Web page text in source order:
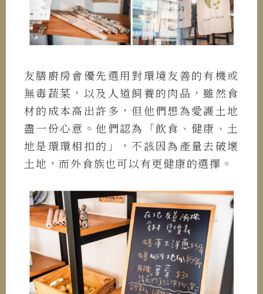
友膳廚房會優先選用對環境友善的有機或
無毒蔬菜，以及人道飼養的肉品，雖然食
材的成本高出許多，但他們想為愛護土地
盡一份心意。他們認為「飲食、健康、土
地是環環相扣的」，不該因為產量去破壞
土地，而外食族也可以有更健康的選擇。